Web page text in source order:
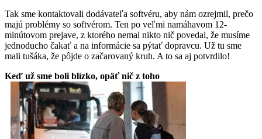
Tak sme kontaktovali dodávateľa softvéru, aby nám ozrejmil, prečo
majú problémy so softvérom. Ten po veľmi namáhavom 12-
minútovom prejave, z ktorého nemal nikto nič povedal, že musíme
jednoducho čakať a na informácie sa pýtať dopravcu. Už tu sme
mali tušáka, že pôjde o začarovaný kruh. A to sa aj potvrdilo!
Keď už sme boli blízko, opäť nič z toho